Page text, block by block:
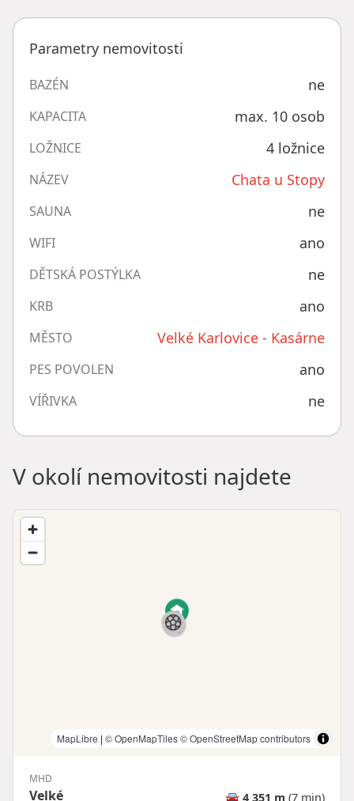
Parametry nemovitosti
BAZÉN ne
KAPACITA max. 10 osob
LOŽNICE 4 ložnice
NÁZEV Chata u Stopy
SAUNA ne
WIFI ano
DĚTSKÁ POSTÝLKA ne
KRB ano
MĚSTO Velké Karlovice - Kasárne
PES POVOLEN ano
VÍŘIVKA ne
V okolí nemovitosti najdete
MapLibre | © OpenMapTiles© OpenStreetMap contributors
MHD
Velké 🚘 4 351 m (7 min)